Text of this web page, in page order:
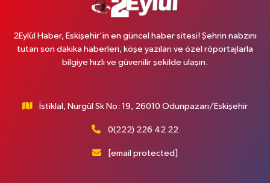
2Eylül Haber, Eskişehir’in en güncel haber sitesi! Şehrin nabzını
tutan son dakika haberleri, köşe yazıları ve özel röportajlarla
bilgiye hızlı ve güvenilir şekilde ulaşın.
İstiklal, Nurgül Sk No: 19, 26010 Odunpazarı/Eskişehir
0(222) 226 42 22
[email protected]